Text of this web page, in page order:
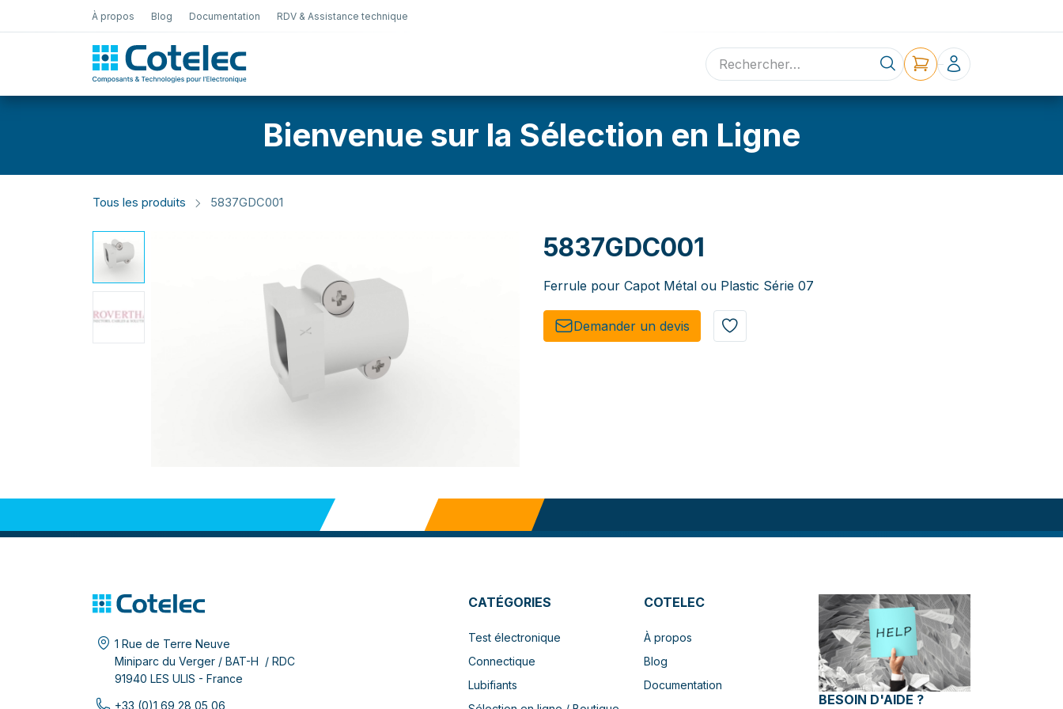
À propos Blog Documentation RDV & Assistance technique
Sélection en ligne Contact
Bienvenue sur la Sélection en Ligne
Tous les produits 5837GDC001
5837GDC001
Ferrule pour Capot Métal ou Plastic Série 07
Demander un de​​vis​​
1 Rue de Terre Neuve
Miniparc du Verger / BAT-H / RDC
91940 LES ULIS - France
+33 (0)1 69 28 05 06
CATÉGORIES
Test électronique
Connectique
Lubifiants
COTELEC
À propos
Blog
Documentation
BESOIN D'AIDE ?